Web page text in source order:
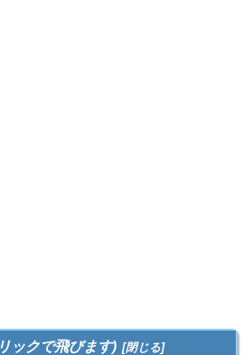
ックで飛びます)